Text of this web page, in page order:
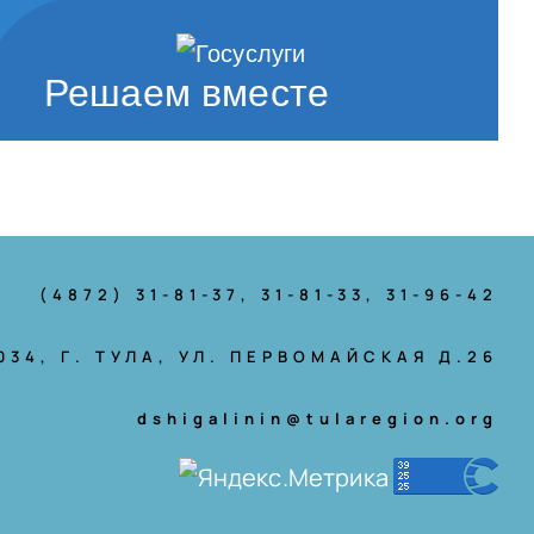
Решаем вместе
(4872) 31-81-37, 31-81-33, 31-96-42
Г. ТУЛА, УЛ. ПЕРВОМАЙСКАЯ Д.26
dshigalinin@tularegion.org